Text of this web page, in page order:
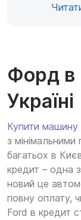
Форд в
Україні
Купити машину
з
багатьох в
кредит – одна
новий це
повну оплату,
Ford в кредит